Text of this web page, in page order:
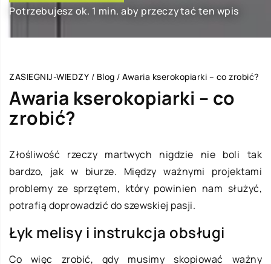
Potrzebujesz ok. 1 min. aby przeczytać ten wpis
ZASIEGNIJ-WIEDZY / Blog / Awaria kserokopiarki – co zrobić?
Awaria kserokopiarki – co
zrobić?
Złośliwość rzeczy martwych nigdzie nie boli tak
bardzo, jak w biurze. Między ważnymi projektami
problemy ze sprzętem, który powinien nam służyć,
potrafią doprowadzić do szewskiej pasji.
Łyk melisy i instrukcja obsługi
Co więc zrobić, gdy musimy skopiować ważny